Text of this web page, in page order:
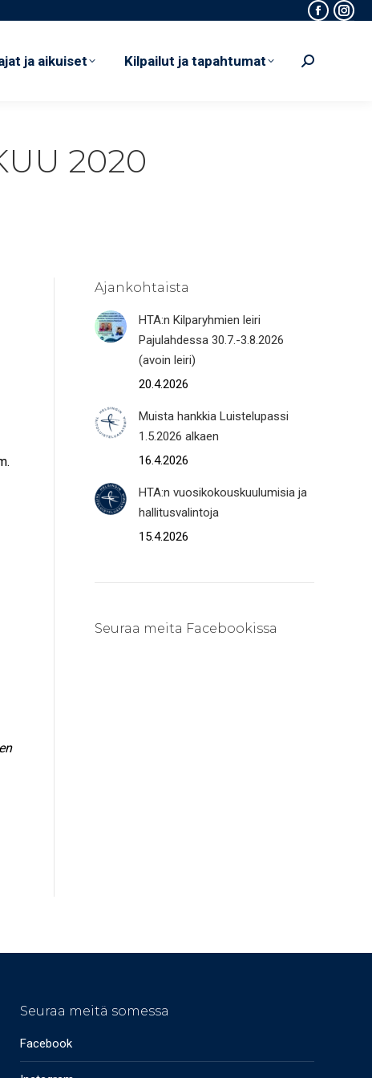
ja aikuiset Kilpailut ja tapahtumat Search:
2020
Ajankohtaista
HTA:n Kilparyhmien leiri
Pajulahdessa 30.7.-3.8.2026
(avoin leiri)
20.4.2026
Muista hankkia Luistelupassi
1.5.2026 alkaen
16.4.2026
HTA:n vuosikokouskuulumisia ja
hallitusvalintoja
15.4.2026
Seuraa meita Facebookissa
Seuraa meitä somessa
Facebook
ja aikuiset Kilpailut ja tapahtumat